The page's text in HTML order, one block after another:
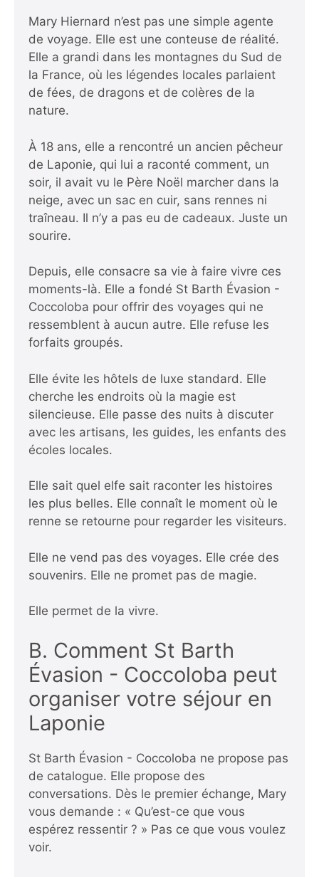
Mary Hiernard n’est pas une simple agente
de voyage. Elle est une conteuse de réalité.
Elle a grandi dans les montagnes du Sud de
la France, où les légendes locales parlaient
de fées, de dragons et de colères de la
nature.
À 18 ans, elle a rencontré un ancien pêcheur
de Laponie, qui lui a raconté comment, un
soir, il avait vu le Père Noël marcher dans la
neige, avec un sac en cuir, sans rennes ni
traîneau. Il n’y a pas eu de cadeaux. Juste un
sourire.
Depuis, elle consacre sa vie à faire vivre ces
moments-là. Elle a fondé St Barth Évasion -
Coccoloba pour offrir des voyages qui ne
ressemblent à aucun autre. Elle refuse les
forfaits groupés.
Elle évite les hôtels de luxe standard. Elle
cherche les endroits où la magie est
silencieuse. Elle passe des nuits à discuter
avec les artisans, les guides, les enfants des
écoles locales.
Elle sait quel elfe sait raconter les histoires
les plus belles. Elle connaît le moment où le
renne se retourne pour regarder les visiteurs.
Elle ne vend pas des voyages. Elle crée des
souvenirs. Elle ne promet pas de magie.
Elle permet de la vivre.
B. Comment St Barth
Évasion - Coccoloba peut
organiser votre séjour en
Laponie
St Barth Évasion - Coccoloba ne propose pas
de catalogue. Elle propose des
conversations. Dès le premier échange, Mary
vous demande : « Qu’est-ce que vous
espérez ressentir ? » Pas ce que vous voulez
voir.